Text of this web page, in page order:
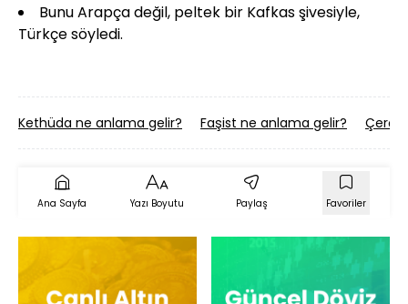
Bunu Arapça değil, peltek bir Kafkas şivesiyle,
Türkçe söyledi.
Kethüda ne anlama gelir? Faşist ne anlama gelir? Çerçi
Ana Sayfa Yazı Boyutu Paylaş Favoriler